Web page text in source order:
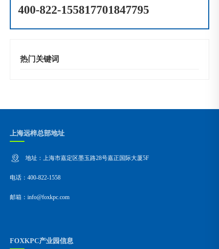
400-822-155817701847795
热门关键词
上海远梓总部地址
地址：上海市嘉定区墨玉路28号嘉正国际大厦5F
电话：400-822-1558
邮箱：info@foxkpc.com
FOXKPC产业园信息